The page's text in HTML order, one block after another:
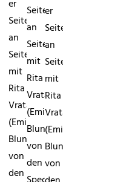
er
Seite
an
Seite
mit
Rita
Vrataski
(Emily
Blunt)
von
den
Seite
an
Seite
mit
Rita
Vrataski
(Emily
Blunt)
von
den
er
Seite
an
Seite
mit
Rita
Vrataski
(Emily
Blunt)
von